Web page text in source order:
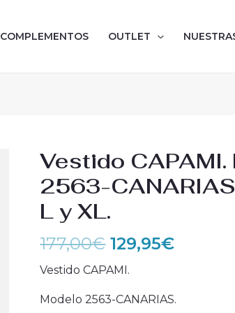
COMPLEMENTOS OUTLET
Vestido CAPAMI.
2563-
L y XL.
177,00€
El
precio
original
era:
129,95€
El
precio
actual
Vestido CAPAMI.
Modelo 2563-CANARIAS.